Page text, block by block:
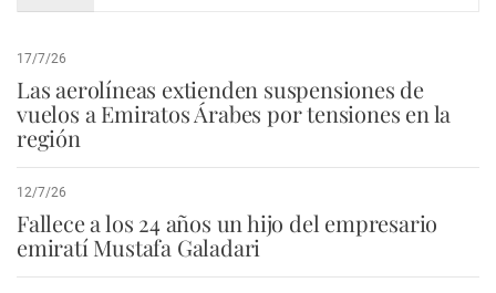
17/7/26
Las aerolíneas extienden suspensiones de
vuelos a Emiratos Árabes por tensiones en la
región
12/7/26
Fallece a los 24 años un hijo del empresario
emiratí Mustafa Galadari